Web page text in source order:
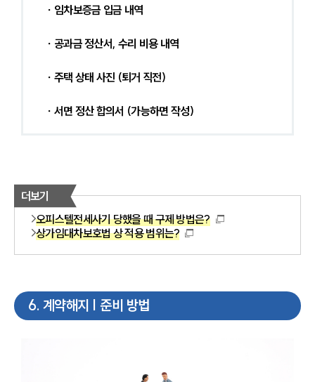
∙ 임차보증금 입금 내역
∙ 공과금 정산서, 수리 비용 내역
∙ 주택 상태 사진 (퇴거 직전)
∙ 서면 정산 합의서 (가능하면 작성)
더보기
오피스텔전세사기 당했을 때 구제 방법은?
상가임대차보호법 상 적용 범위는?
6. 계약해지 | 준비 방법